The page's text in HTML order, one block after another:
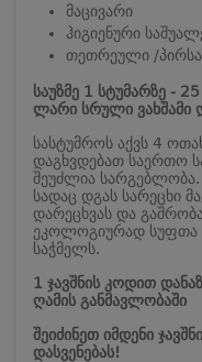
მაცივარი
ჰიგიენური
თეთრეული /
საუზმე 1 სტუმარზე -
ლარი სრული ვახშამი
სასტუმროს აქვს 4
დაგხვდებათ საერთო
შეუძლია
სადაც დგას სარეცხი
დარეცხვას და
ეკოლოგიურად სუფთა
საჭმელს.
1 ჯავშნის კოდით
ღამის განმავლობაში
შეიძინეთ იმდენი
დასვენებას!